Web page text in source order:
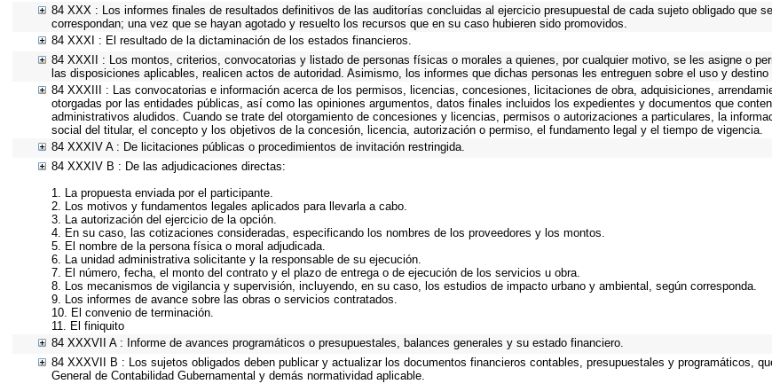
84 XXX : Los informes finales de resultados definitivos de las auditorías concluidas al ejercicio presupuestal de cada sujeto obligado que
correspondan; una vez que se hayan agotado y resuelto los recursos que en su caso hubieren sido promovidos.
84 XXXI : El resultado de la dictaminación de los estados financieros.
84 XXXII : Los montos, criterios, convocatorias y listado de personas físicas o morales a quienes, por cualquier motivo, se les asigne o
las disposiciones aplicables, realicen actos de autoridad. Asimismo, los informes que dichas personas les entreguen sobre el uso y
84 XXXIII : Las convocatorias e información acerca de los permisos, licencias, concesiones, licitaciones de obra, adquisiciones,
otorgadas por las entidades públicas, así como las opiniones argumentos, datos finales incluidos los expedientes y documentos que
administrativos aludidos. Cuando se trate del otorgamiento de concesiones y licencias, permisos o autorizaciones a particulares, la
social del titular, el concepto y los objetivos de la concesión, licencia, autorización o permiso, el fundamento legal y el tiempo de vigencia.
84 XXXIV A : De licitaciones públicas o procedimientos de invitación restringida.
84 XXXIV B : De las adjudicaciones directas:
1. La propuesta enviada por el participante.
2. Los motivos y fundamentos legales aplicados para llevarla a cabo.
3. La autorización del ejercicio de la opción.
4. En su caso, las cotizaciones consideradas, especificando los nombres de los proveedores y los montos.
5. El nombre de la persona física o moral adjudicada.
6. La unidad administrativa solicitante y la responsable de su ejecución.
7. El número, fecha, el monto del contrato y el plazo de entrega o de ejecución de los servicios u obra.
8. Los mecanismos de vigilancia y supervisión, incluyendo, en su caso, los estudios de impacto urbano y ambiental, según corresponda.
9. Los informes de avance sobre las obras o servicios contratados.
10. El convenio de terminación.
11. El finiquito
84 XXXVII A : Informe de avances programáticos o presupuestales, balances generales y su estado financiero.
84 XXXVII B : Los sujetos obligados deben publicar y actualizar los documentos financieros contables, presupuestales y programáticos,
General de Contabilidad Gubernamental y demás normatividad aplicable.